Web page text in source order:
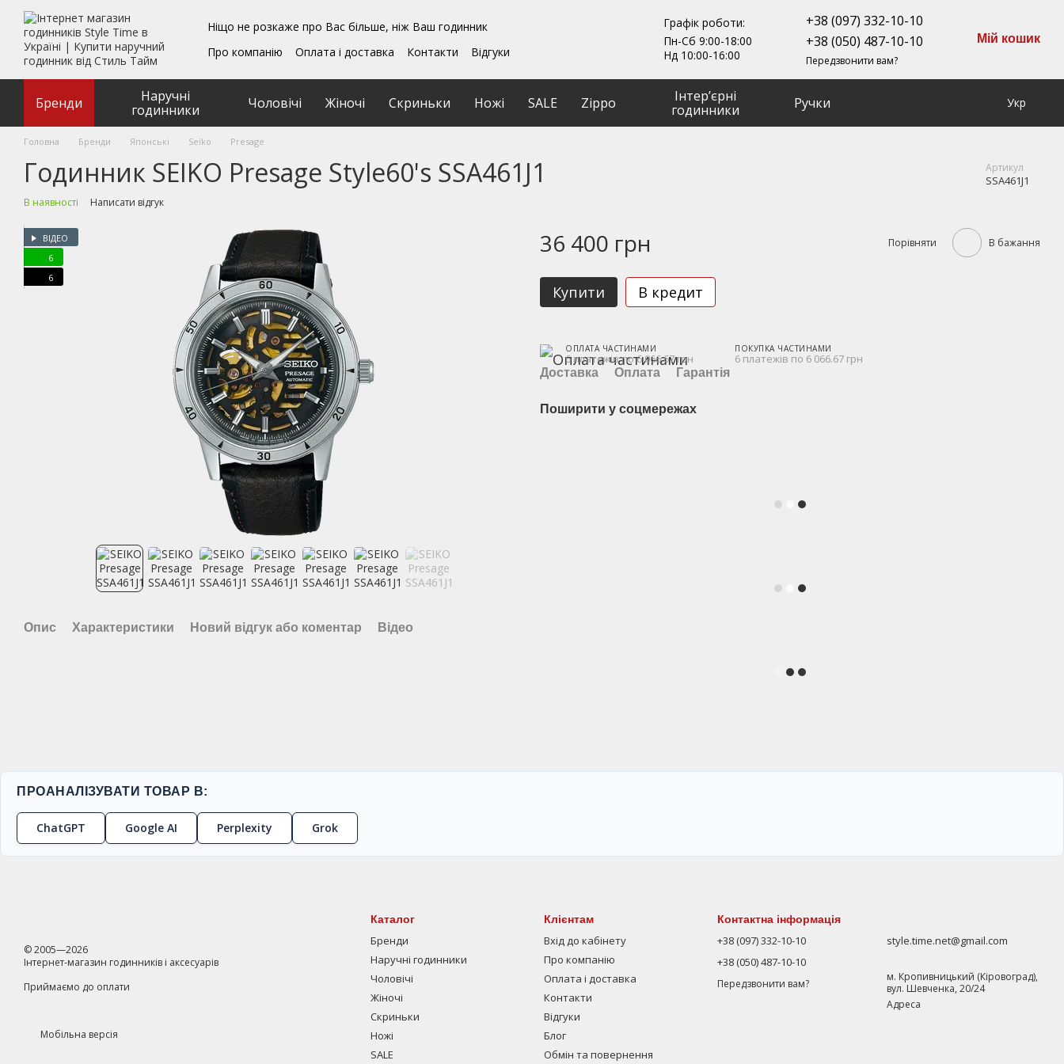
Перейти до основного контенту
Ніщо не розкаже про Вас більше, ніж Ваш годинник
Про компанію
Оплата і доставка Контакти
Відгуки
Угода користувача
Графік роботи:
Пн-Сб 9:00-18:00
Нд 10:00-16:00
+38 (097) 332-10-10
+38 (050) 487-10-10
Передзвонити вам?
Мій кошик
Бренди
Наручні
годинники
Чоловічі Жіночі Скриньки Ножі SALE Zippo
Інтерʼєрні
годинники
Ручки Укр
Головна Бренди Японські Seiko Presage
Годинник SEIKO Presage Style60's SSA461J1 Артикул
SSA461J1
В наявності Написати відгук
ВІДЕО
6
6
Опис Характеристики Новий відгук або коментар Відео
36 400 грн Порівняти В бажання
Купити В кредит
ОПЛАТА ЧАСТИНАМИ
6 платежів по 6 066.67 грн
ПОКУПКА ЧАСТИНАМИ
6 платежів по 6 066.67 грн
Доставка Оплата Гарантія
Поширити у соцмережах
ПРОАНАЛІЗУВАТИ ТОВАР В:
ChatGPT Google AI Perplexity Grok
© 2005—2026
Інтернет-магазин годинників і аксесуарів
Приймаємо до оплати
Мобільна версія
Каталог
Бренди
Наручні годинники
Чоловічі
Жіночі
Скриньки
Ножі
SALE
Клієнтам
Вхід до кабінету
Про компанію
Оплата і доставка
Контакти
Відгуки
Блог
Обмін та повернення
Контактна інформація
+38 (097) 332-10-10
+38 (050) 487-10-10
Передзвонити вам?
style.time.net@gmail.com
м. Кропивницький (Кіровоград),
вул. Шевченка, 20/24
Адреса